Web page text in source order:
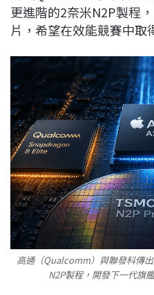
o
k
s
I
n
k
更進階的2奈米N2P製程
片，希望在效能競賽中取
高通（Qualcomm）與聯發科傳
N2P製程，開發下一代旗